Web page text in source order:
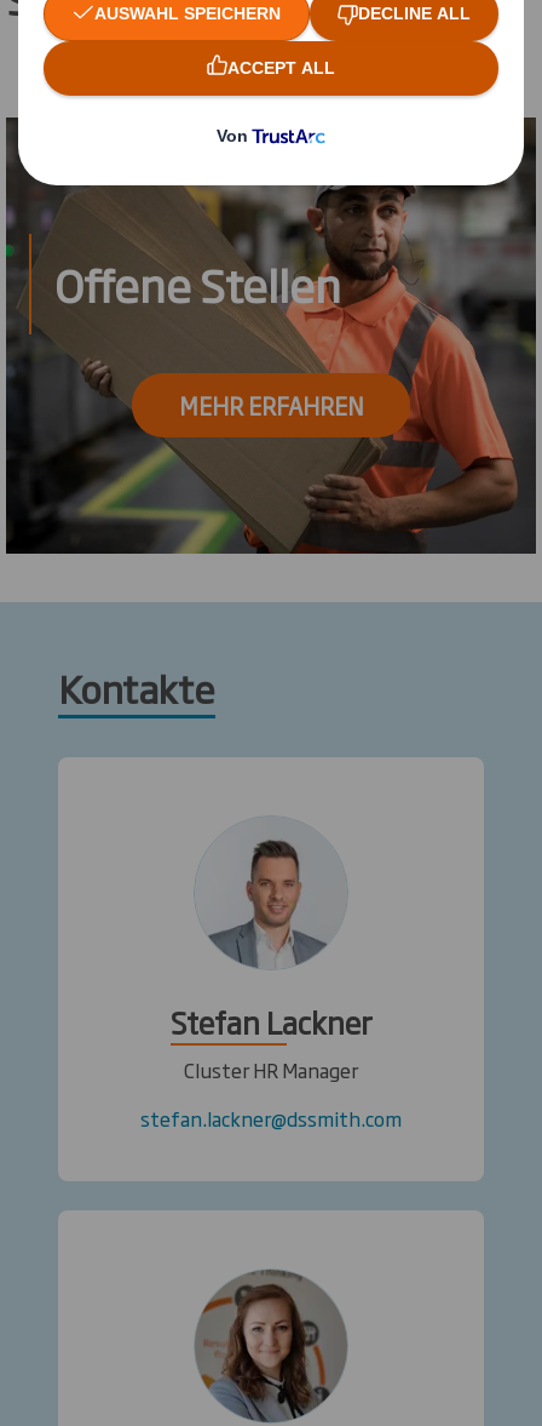
Offene Stellen
MEHR ERFAHREN
Kontakte
Stefan Lackner
Cluster HR Manager
stefan.lackner@dssmith.com